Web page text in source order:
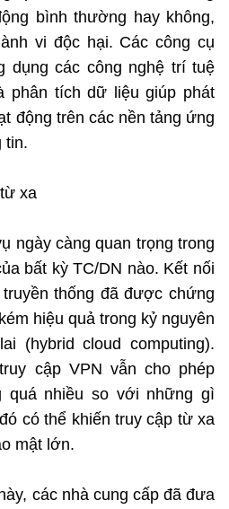
bình thường hay không,
vi độc hại. Các công cụ
dụng các công nghệ trí tuệ
phân tích dữ liệu giúp phát
động trên các nền tảng ứng
tin.
xa
ngày càng quan trọng trong
bất kỳ TC/DN nào. Kết nối
thống đã được chứng
hiệu quả trong kỷ nguyên
(hybrid cloud computing).
cập VPN vẫn cho phép
quá nhiều so với những gì
có thể khiến truy cập từ xa
mật lớn.
các nhà cung cấp đã đưa